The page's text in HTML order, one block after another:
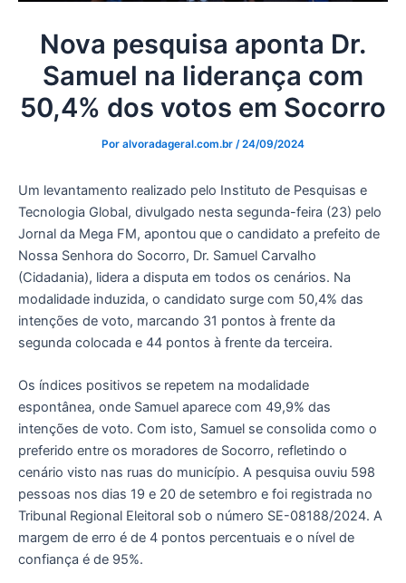
Nova pesquisa aponta Dr.
Samuel na liderança com
50,4% dos votos em Socorro
Por alvoradageral.com.br /24/09/2024
Um levantamento realizado pelo Instituto de Pesquisas e
Tecnologia Global, divulgado nesta segunda-feira (23) pelo
Jornal da Mega FM, apontou que o candidato a prefeito de
Nossa Senhora do Socorro, Dr. Samuel Carvalho
(Cidadania), lidera a disputa em todos os cenários. Na
modalidade induzida, o candidato surge com 50,4% das
intenções de voto, marcando 31 pontos à frente da
segunda colocada e 44 pontos à frente da terceira.
Os índices positivos se repetem na modalidade
espontânea, onde Samuel aparece com 49,9% das
intenções de voto. Com isto, Samuel se consolida como o
preferido entre os moradores de Socorro, refletindo o
cenário visto nas ruas do município. A pesquisa ouviu 598
pessoas nos dias 19 e 20 de setembro e foi registrada no
Tribunal Regional Eleitoral sob o número SE-08188/2024. A
margem de erro é de 4 pontos percentuais e o nível de
confiança é de 95%.